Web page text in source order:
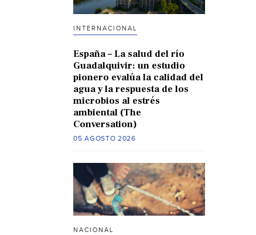
INTERNACIONAL
España – La salud del río
Guadalquivir: un estudio
pionero evalúa la calidad del
agua y la respuesta de los
microbios al estrés
ambiental (The
Conversation)
05 AGOSTO 2026
NACIONAL